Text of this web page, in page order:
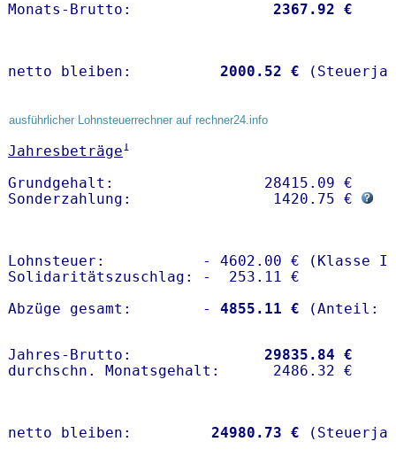
Monats-Brutto: 2367.92 €
netto bleiben: 2000.52 €
ausführlicher Lohnsteuerrechner auf rechner24.info
Jahresbeträge1
Grundgehalt:                 28415.09 €
Sonderzahlung:                1420.75 €
Lohnsteuer:           - 4602.00 € (Klasse I)
Solidaritätszuschlag: -  253.11 €
Abzüge gesamt:        -
4855.11 €
Jahres-Brutto: 29835.84 €
netto bleiben: 24980.73 €